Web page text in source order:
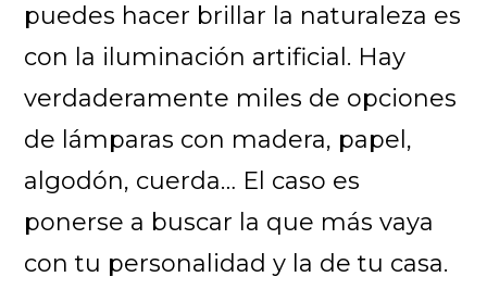
puedes hacer brillar la naturaleza es
con la iluminación artificial. Hay
verdaderamente miles de opciones
de lámparas con madera, papel,
algodón, cuerda… El caso es
ponerse a buscar la que más vaya
con tu personalidad y la de tu casa.